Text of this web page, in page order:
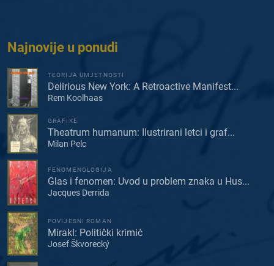
Najnovije u ponudi
TEORIJA UMJETNOSTI
Delirious New York: A Retroactive Manifest...
Rem Koolhaas
GRAFIKE
Theatrum humanum: Ilustrirani letci i graf...
Milan Pelc
FENOMENOLOGIJA
Glas i fenomen: Uvod u problem znaka u Hus...
Jacques Derrida
POVIJESNI ROMAN
Mirakl: Politički krimić
Josef Škvorecký